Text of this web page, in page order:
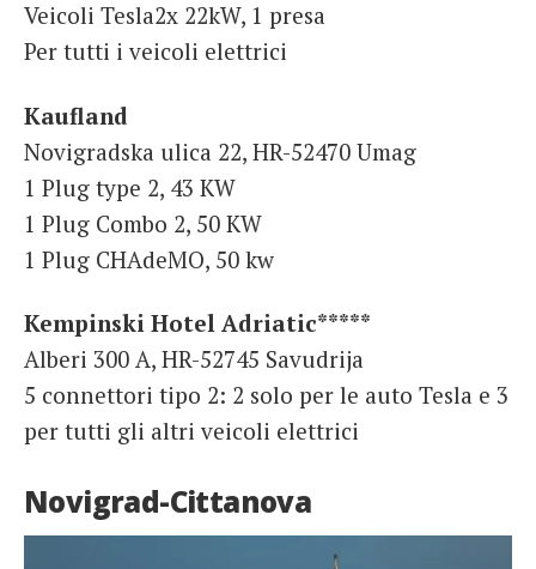
Veicoli Tesla2x 22kW, 1 presa
Per tutti i veicoli elettrici
Kaufland
Novigradska ulica 22, HR-52470 Umag
1 Plug type 2, 43 KW
1 Plug Combo 2, 50 KW
1 Plug CHAdeMO, 50 kw
Kempinski Hotel Adriatic*****
Alberi 300 A, HR-52745 Savudrija
5 connettori tipo 2: 2 solo per le auto Tesla e 3
per tutti gli altri veicoli elettrici
Novigrad-Cittanova